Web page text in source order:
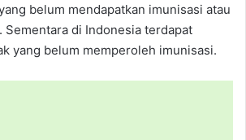
belum mendapatkan imunisasi atau
di Indonesia terdapat
yang belum memperoleh imunisasi.